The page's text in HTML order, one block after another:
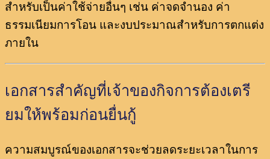
สำหรับเป็นค่าใช้จ่ายอื่นๆ เช่น ค่าจดจำนอง ค่า
ธรรมเนียมการโอน และงบประมาณสำหรับการตกแต่ง
ภายใน
เอกสารสำคัญที่เจ้าของกิจการต้องเตรี
ยมให้พร้อมก่อนยื่นกู้
ความสมบูรณ์ของเอกสารจะช่วยลดระยะเวลาในการ